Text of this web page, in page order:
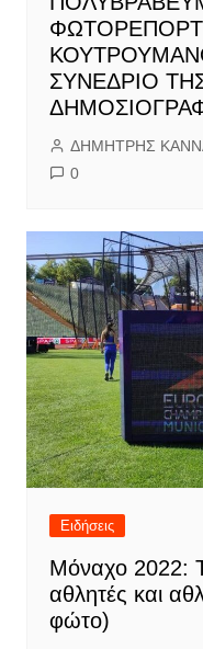
ΣΥΝΕΔΡΙΟ
ΔΗΜΗΤΡΗΣ
0
Ειδήσεις
Μόναχο 2022:
αθλητές και
φώτο)